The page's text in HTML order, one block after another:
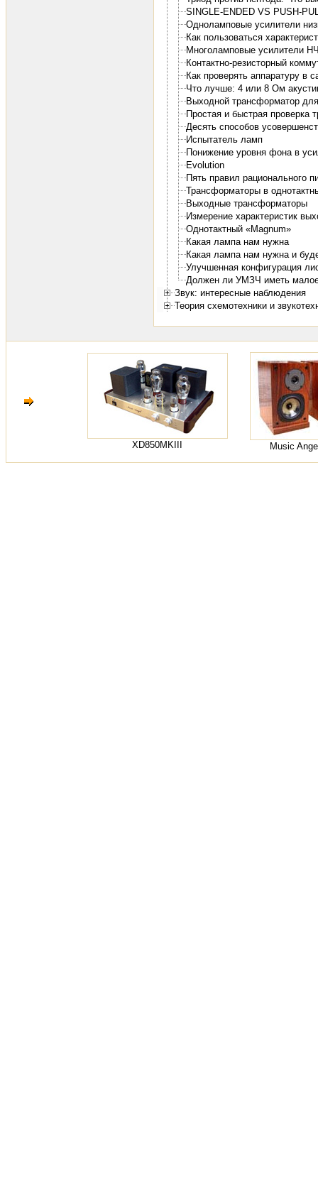
SINGLE-ENDED VS PUSH-
Одноламповые усилители
Как пользоваться
Многоламповые усилители
Контактно-резисторный
Как проверять аппаратуру в
Что лучше: 4 или 8 Ом
Выходной трансформатор
Простая и быстрая проверка
Десять способов
Испытатель ламп
Понижение уровня фона в
Evolution
Пять правил рационального
Трансформаторы в
Выходные трансформаторы
Измерение характеристик
Однотактный «Magnum»
Какая лампа нам нужна
Какая лампа нам нужна и
Улучшенная конфигурация
Должен ли УМЗЧ иметь
Звук: интересные наблюдения
Теория схемотехники и
XD850MKIII Music